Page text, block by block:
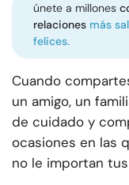
únete a millones
relaciones más
felices.
Cuando
un amigo, un
de cuidado y
ocasiones en las
no le importan